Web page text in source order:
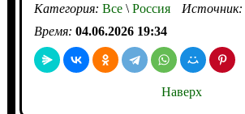
Категория: Все\Россия Источник:
Время: 04.06.2026 19:34
Наверх